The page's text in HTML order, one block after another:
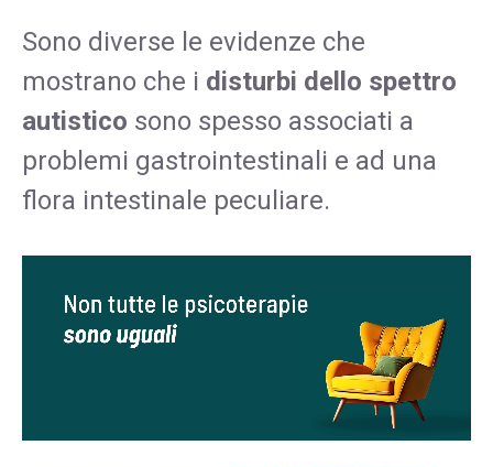
Sono diverse le evidenze che
mostrano che i disturbi dello spettro
autistico sono spesso associati a
problemi gastrointestinali e ad una
flora intestinale peculiare.